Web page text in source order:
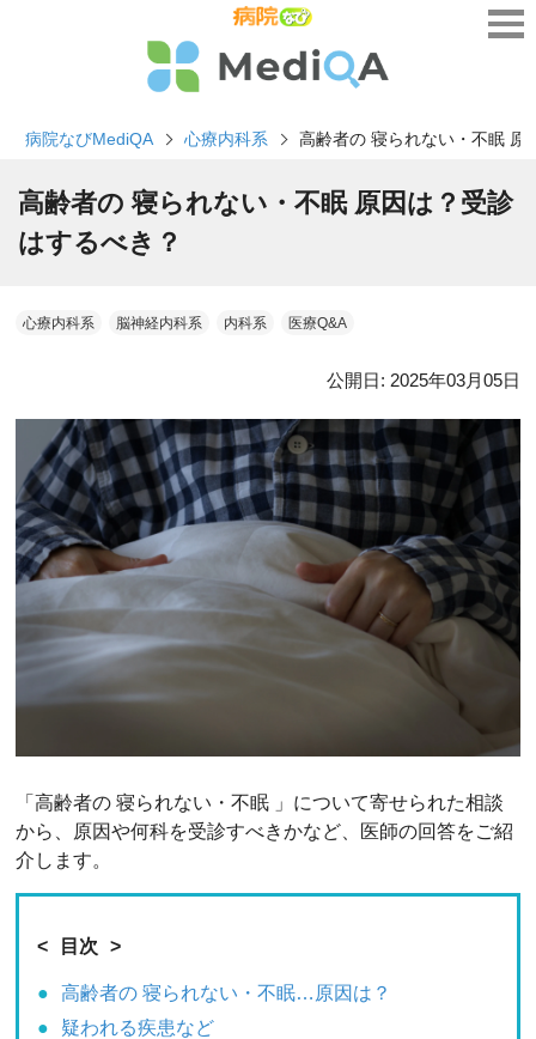
病院なびMediQA 心療内科系 高齢者の 寝られない・不眠 原
高齢者の 寝られない・不眠 原因は？受診
はするべき？
心療内科系 脳神経内科系 内科系 医療Q&A
公開日: 2025年03月05日
「高齢者の 寝られない・不眠 」について寄せられた相談
から、原因や何科を受診すべきかなど、医師の回答をご紹
介します。
目次
高齢者の 寝られない・不眠…原因は？
疑われる疾患など